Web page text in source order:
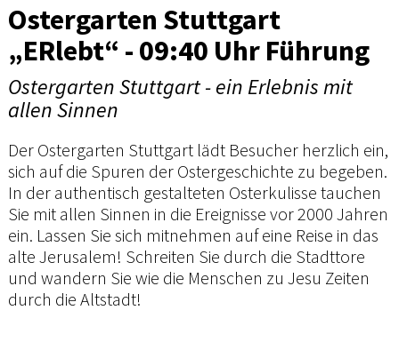
Ostergarten Stuttgart
„ERlebt“ - 09:40 Uhr Führung
Ostergarten Stuttgart - ein Erlebnis mit
allen Sinnen
Der Ostergarten Stuttgart lädt Besucher herzlich ein,
sich auf die Spuren der Ostergeschichte zu begeben.
In der authentisch gestalteten Osterkulisse tauchen
Sie mit allen Sinnen in die Ereignisse vor 2000 Jahren
ein. Lassen Sie sich mitnehmen auf eine Reise in das
alte Jerusalem! Schreiten Sie durch die Stadttore
und wandern Sie wie die Menschen zu Jesu Zeiten
durch die Altstadt!